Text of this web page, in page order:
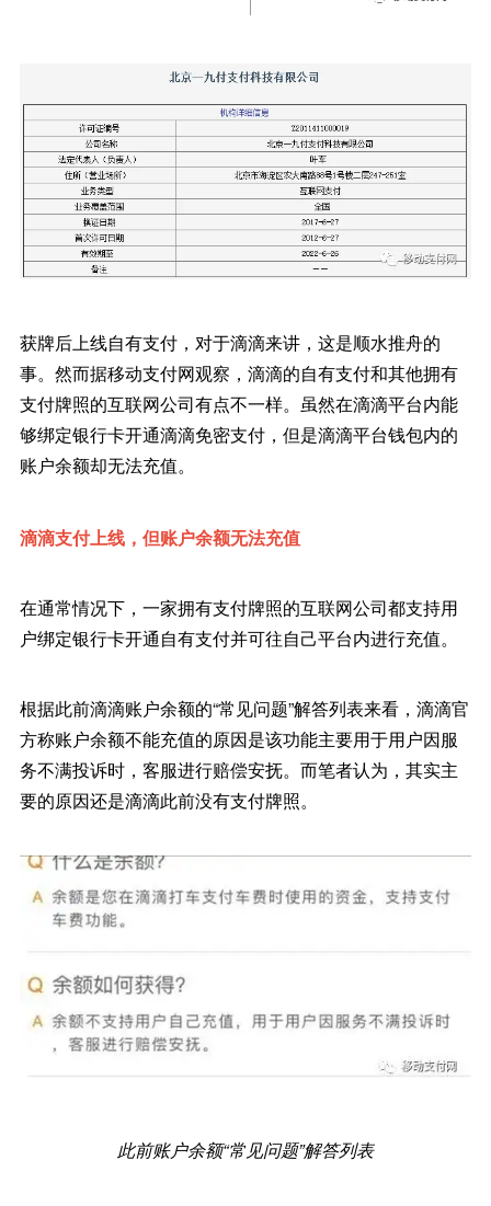
获牌后上线自有支付，对于滴滴来讲，这是顺水推舟的
事。然而据移动支付网观察，滴滴的自有支付和其他拥有
支付牌照的互联网公司有点不一样。虽然在滴滴平台内能
够绑定银行卡开通滴滴免密支付，但是滴滴平台钱包内的
账户余额却无法充值。
滴滴支付上线，但账户余额无法充值
在通常情况下，一家拥有支付牌照的互联网公司都支持用
户绑定银行卡开通自有支付并可往自己平台内进行充值。
根据此前滴滴账户余额的“常见问题”解答列表来看，滴滴官
方称账户余额不能充值的原因是该功能主要用于用户因服
务不满投诉时，客服进行赔偿安抚。而笔者认为，其实主
要的原因还是滴滴此前没有支付牌照。
此前账户余额“常见问题”解答列表